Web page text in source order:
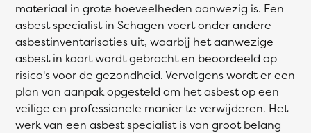
materiaal in grote hoeveelheden aanwezig is. Een
asbest specialist in Schagen voert onder andere
asbestinventarisaties uit, waarbij het aanwezige
asbest in kaart wordt gebracht en beoordeeld op
risico's voor de gezondheid. Vervolgens wordt er een
plan van aanpak opgesteld om het asbest op een
veilige en professionele manier te verwijderen. Het
werk van een asbest specialist is van groot belang